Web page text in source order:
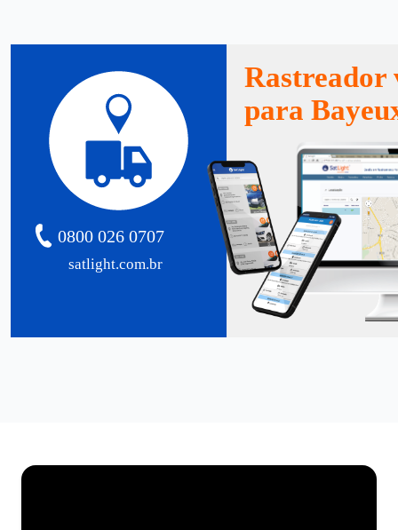
satlight.com.br
0800 026 0707
Rastreador
para